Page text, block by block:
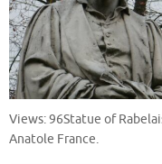
Views: 96Statue of
Anatole France.